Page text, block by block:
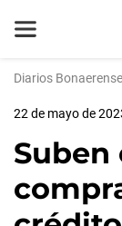
Diarios
22 de mayo de